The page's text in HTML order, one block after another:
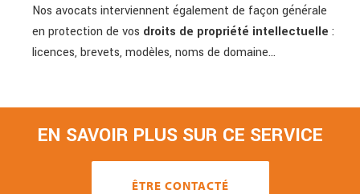
Nos avocats interviennent également de façon générale
en protection de vos droits de propriété intellectuelle :
licences, brevets, modèles, noms de domaine…
EN SAVOIR PLUS SUR CE SERVICE
ÊTRE CONTACTÉ